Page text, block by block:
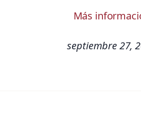
Más
septiembre 27,